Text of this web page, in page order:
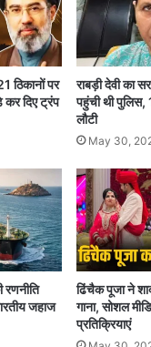
वे लीलावती
जा रहा है।
Ali Khan assault
ठिकानों पर
दिए ट्रंप
राबड़ी देवी का
पहुंची थी पुलिस,
लौटी
May 30,
रणनीति
जहाज
ढिंचैक पूजा ने
गाना, सोशल
प्रतिक्रियाएं